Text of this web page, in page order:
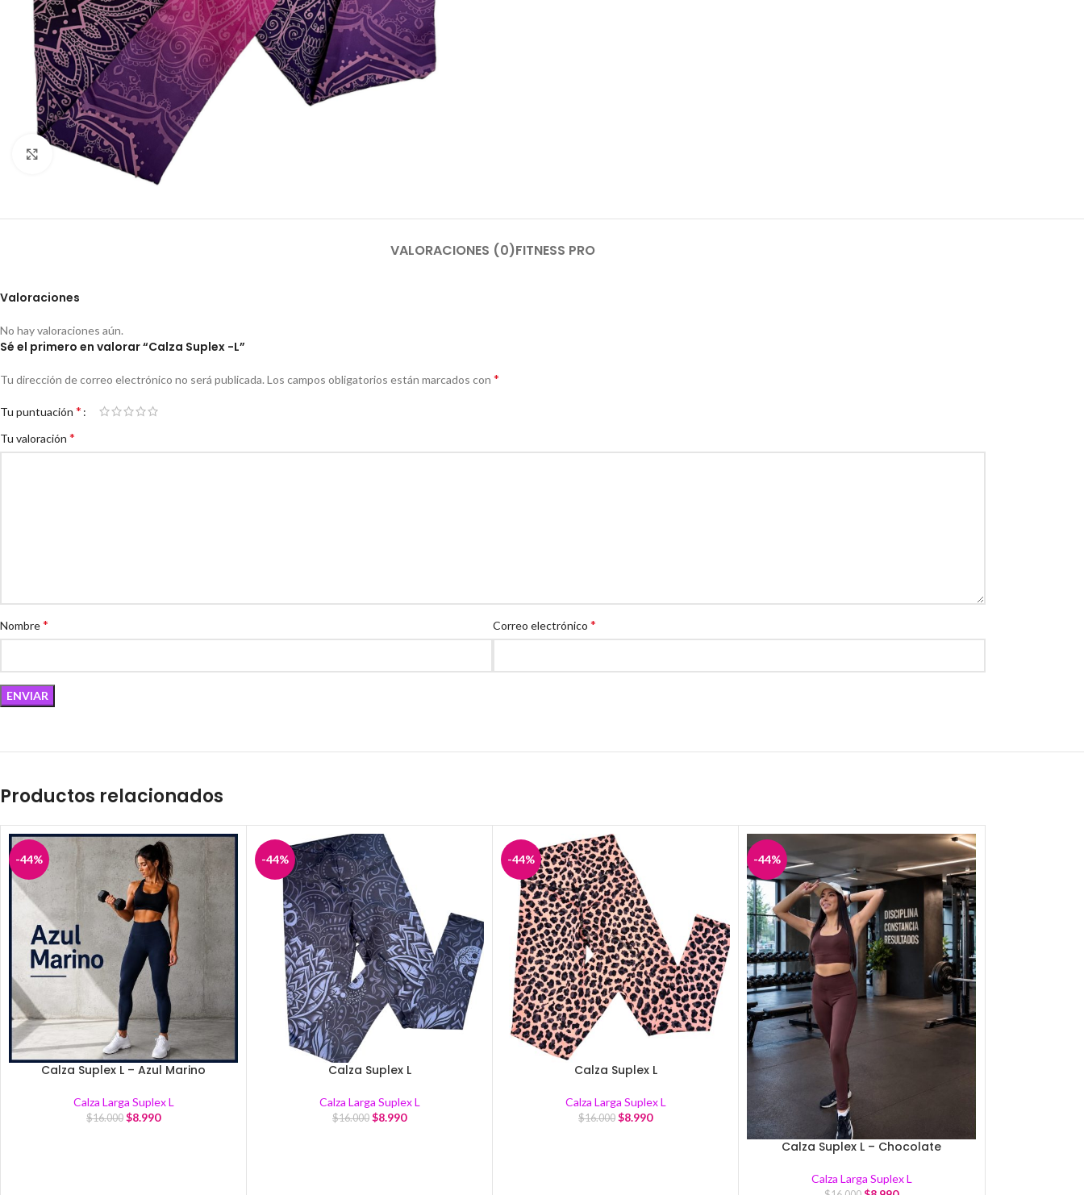
Click to enlarge
VALORACIONES (0)FITNESS PRO
Valoraciones
No hay valoraciones aún.
Sé el primero en valorar “Calza Suplex -L”
Tu dirección de correo electrónico no será publicada.Los campos obligatorios están marcados con *
Tu puntuación *
Tu valoración *
Nombre* Correo electrónico *
Productos relacionados
-44%
Calza Suplex L – Azul Marino
Calza Larga Suplex L
$16.000 $8.990
-44%
Calza Suplex L
Calza Larga Suplex L
$16.000 $8.990
-44%
Calza Suplex L
Calza Larga Suplex L
$16.000 $8.990
-44%
Calza Suplex L – Chocolate
Calza Larga Suplex L